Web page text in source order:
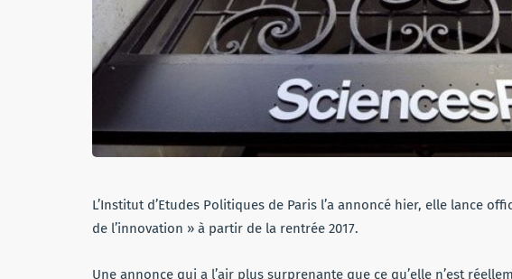
L’Institut d’Etudes Politiques de Paris l’a annoncé hier, elle lance
de l’innovation » à partir de la rentrée 2017.
Une annonce qui a l’air plus surprenante que ce qu’elle n’est